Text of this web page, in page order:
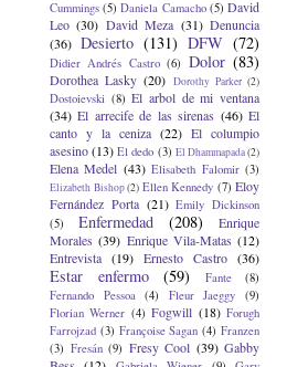
Cummings (5) Daniela Camacho (5) David
Leo (30) David Meza (31) Denuncia
(36) Desierto (131) DFW (72)
Didier Andrés Castro (6) Dolor (83)
Dorothea Lasky (20) Dorothy Parker (2)
Dostoievski (8) El arbol de mi ventana
(34) El arrecife de las sirenas (46) El
canto y la ceniza (22) El columpio
asesino(13) El dedo (3) El Dhammapada(2)
Elena Medel (43) Elisabeth Falomir (3)
Elizabeth Bishop(2) Ellen Kennedy (7) Eloy
Fernández Porta (21) Emily Dickinson
(5)
Enfermedad (208)
Enrique
Morales (39) Enrique Vila-Matas (12)
Entrevista (19) Ernesto Castro (36)
Estar enfermo (59) Fante
(8)
Fernando Pessoa
(4) Fleur Jaeggy
(9)
Florian Werner (4) Fogwill (18) Forugh
Farrojzad (3) Françoise Sagan (4) Franzen
(3) Fresán (9) Fresy Cool (39) Gabby